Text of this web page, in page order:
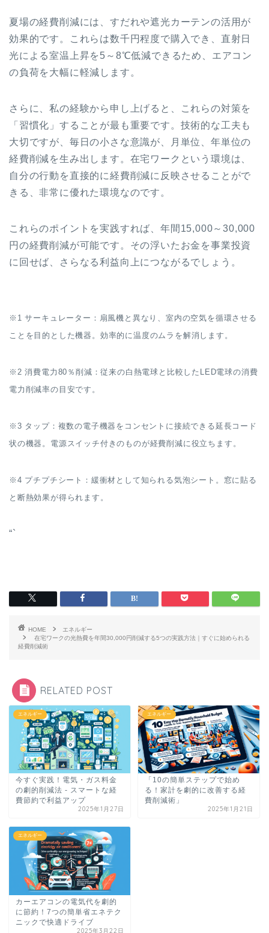
夏場の経費削減には、すだれや遮光カーテンの活用が
効果的です。これらは数千円程度で購入でき、直射日
光による室温上昇を5～8℃低減できるため、エアコン
の負荷を大幅に軽減します。
さらに、私の経験から申し上げると、これらの対策を
「習慣化」することが最も重要です。技術的な工夫も
大切ですが、毎日の小さな意識が、月単位、年単位の
経費削減を生み出します。在宅ワークという環境は、
自分の行動を直接的に経費削減に反映させることがで
きる、非常に優れた環境なのです。
これらのポイントを実践すれば、年間15,000～30,000
円の経費削減が可能です。その浮いたお金を事業投資
に回せば、さらなる利益向上につながるでしょう。
※1 サーキュレーター：扇風機と異なり、室内の空気を循環させる
ことを目的とした機器。効率的に温度のムラを解消します。
※2 消費電力80％削減：従来の白熱電球と比較したLED電球の消費
電力削減率の目安です。
※3 タップ：複数の電子機器をコンセントに接続できる延長コード
状の機器。電源スイッチ付きのものが経費削減に役立ちます。
※4 プチプチシート：緩衝材として知られる気泡シート。窓に貼る
と断熱効果が得られます。
“`
HOME
エネルギー
在宅ワークの光熱費を年間30,000円削減する5つの実践方法｜すぐに始められる
経費削減術
RELATED POST
エネルギー
今すぐ実践！電気・ガス料金
の劇的削減法 - スマートな経
費節約で利益アップ
2025年1月27日
エネルギー
「10の簡単ステップで始め
る！家計を劇的に改善する経
費削減術」
2025年1月21日
エネルギー
カーエアコンの電気代を劇的
に節約！7つの簡単省エネテク
ニックで快適ドライブ
2025年3月22日